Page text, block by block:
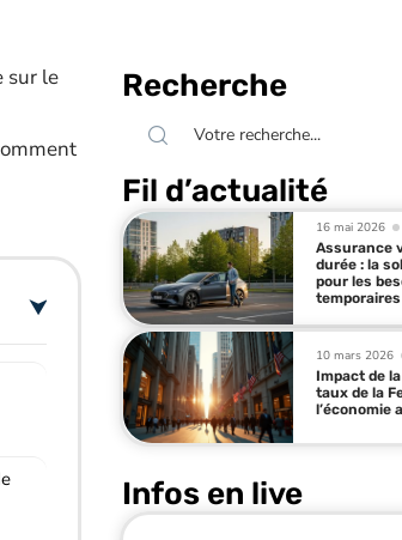
sur le
Recherche
Fil d’actualité
16 mai 2026
Assurance
durée : la
pour les
temporaires
10 mars 2026
Impact de
taux de la
l’économie
Infos en live